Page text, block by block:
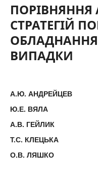
ПОРІВНЯННЯ
СТРАТЕГІЙ
ВИПАДКИ
А.Ю. АНДРЕЙЦЕВ
Ю.Е. ВЯЛА
А.В. ГЕЙЛИК
Т.С. КЛЕЦЬКА
О.В. ЛЯШКО